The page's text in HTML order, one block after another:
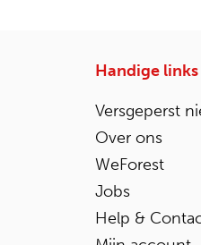
Handige links
Versgeperst
Over ons
WeForest
Jobs
Help &